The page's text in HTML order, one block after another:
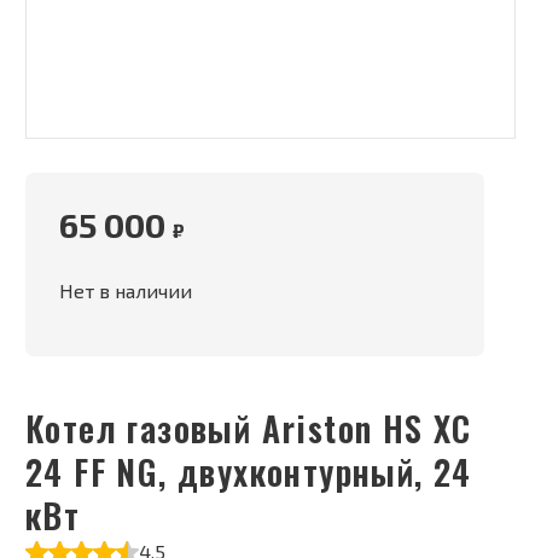
Котел газовый Ariston HS XC
24 FF NG, двухконтурный, 24
кВт
4.5
65 000 ₽
Нет в наличии